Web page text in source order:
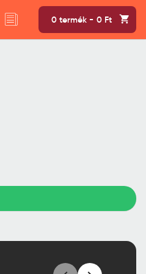
0 termék - 0 Ft